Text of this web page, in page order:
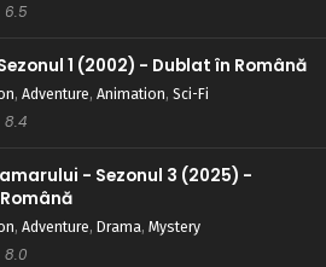
6.5
1 (2002) - Dublat în Română
, Adventure, Animation, Sci-Fi
8.4
- Sezonul 3 (2025) -
, Adventure, Drama, Mystery
8.0